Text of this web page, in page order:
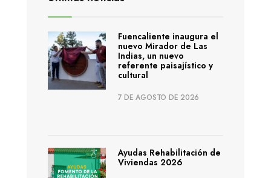
Fuencaliente inaugura el
nuevo Mirador de Las
Indias, un nuevo
referente paisajístico y
cultural
7 DE AGOSTO DE 2026
Ayudas Rehabilitación de
Viviendas 2026